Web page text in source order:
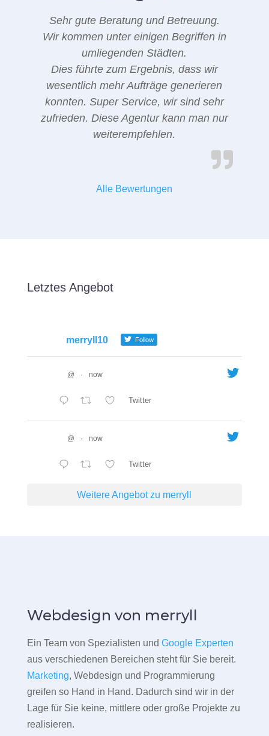
Sehr gute Beratung und Betreuung.
Wir kommen unter einigen Begriffen in
umliegenden Städten.
Dies führte zum Ergebnis, dass wir
wesentlich mehr Aufträge generieren
konnten. Super Service, wir sind sehr
zufrieden. Diese Agentur kann man nur
weiterempfehlen.
Alle Bewertungen
Letztes Angebot
merryll10 Follow
@ · now
Twitter
@ · now
Twitter
Weitere Angebot zu merryll
Webdesign von merryll
Ein Team von Spezialisten und Google Experten
aus verschiedenen Bereichen steht für Sie bereit.
Marketing, Webdesign und Programmierung
greifen so Hand in Hand. Dadurch sind wir in der
Lage für Sie keine, mittlere oder große Projekte zu
realisieren.